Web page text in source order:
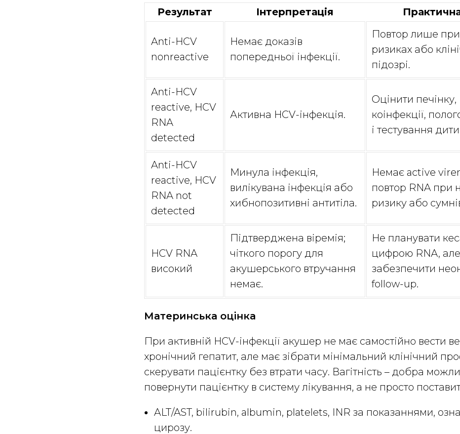
Результат Інтерпретація
Anti-HCV
nonreactive
Немає доказів
попередньої інфекції.
Повтор лише
ризиках або
підозрі.
Anti-HCV
reactive, HCV
RNA
detected
Активна HCV-інфекція.
Оцінити печінку,
коінфекції,
і тестування
Anti-HCV
reactive, HCV
RNA not
detected
Минула інфекція,
вилікувана інфекція або
хибнопозитивні антитіла.
Немає active
повтор RNA при
ризику або
HCV RNA
високий
Підтверджена віремія;
чіткого порогу для
акушерського втручання
немає.
Не планувати
цифрою RNA, але
забезпечити
follow-up.
Материнська оцінка
При активній HCV-інфекції акушер не має самостійно вести
хронічний гепатит, але має зібрати мінімальний клінічний
скерувати пацієнтку без втрати часу. Вагітність – добра
повернути пацієнтку в систему лікування, а не просто
ALT/AST, bilirubin, albumin, platelets, INR за показаннями,
цирозу.